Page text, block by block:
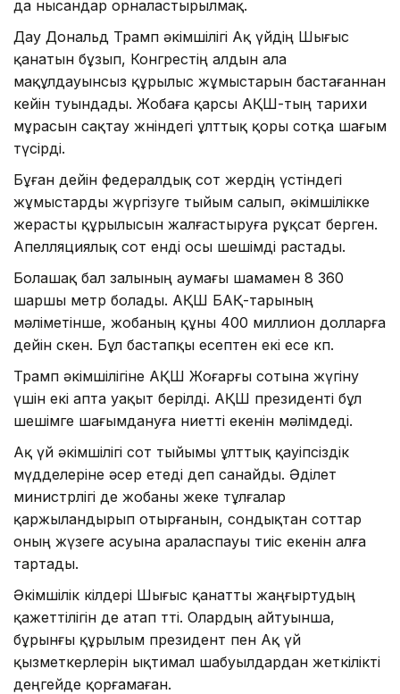
да нысандар орналастырылмақ.
Дау Дональд Трамп әкімшілігі Ақ үйдің Шығыс
қанатын бұзып, Конгрестің алдын ала
мақұлдауынсыз құрылыс жұмыстарын бастағаннан
кейін туындады. Жобаға қарсы АҚШ-тың тарихи
мұрасын сақтау жөніндегі ұлттық қоры сотқа шағым
түсірді.
Бұған дейін федералдық сот жердің үстіндегі
жұмыстарды жүргізуге тыйым салып, әкімшілікке
жерасты құрылысын жалғастыруға рұқсат берген.
Апелляциялық сот енді осы шешімді растады.
Болашақ бал залының аумағы шамамен 8 360
шаршы метр болады. АҚШ БАҚ-тарының
мәліметінше, жобаның құны 400 миллион долларға
дейін өскен. Бұл бастапқы есептен екі есе көп.
Трамп әкімшілігіне АҚШ Жоғарғы сотына жүгіну
үшін екі апта уақыт берілді. АҚШ президенті бұл
шешімге шағымдануға ниетті екенін мәлімдеді.
Ақ үй әкімшілігі сот тыйымы ұлттық қауіпсіздік
мүдделеріне әсер етеді деп санайды. Әділет
министрлігі де жобаны жеке тұлғалар
қаржыландырып отырғанын, сондықтан соттар
оның жүзеге асуына араласпауы тиіс екенін алға
тартады.
Әкімшілік өкілдері Шығыс қанатты жаңғыртудың
қажеттілігін де атап өтті. Олардың айтуынша,
бұрынғы құрылым президент пен Ақ үй
қызметкерлерін ықтимал шабуылдардан жеткілікті
деңгейде қорғамаған.